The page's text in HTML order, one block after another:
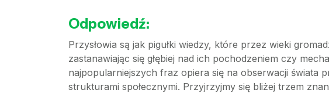
Odpowiedź:
Przysłowia są jak pigułki wiedzy, które przez wieki
zastanawiając się głębiej nad ich pochodzeniem czy
najpopularniejszych fraz opiera się na obserwacji świata
strukturami społecznymi. Przyjrzyjmy się bliżej trzem